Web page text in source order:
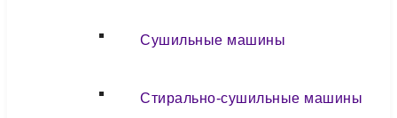
Сушильные машины
Стирально-сушильные машины